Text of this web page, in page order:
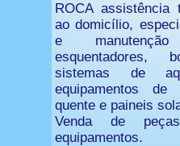
ROCA assistência
ao domicílio,
e
esquentadores,
sistemas de
equipamentos
quente e paineis
Venda de
equipamentos.